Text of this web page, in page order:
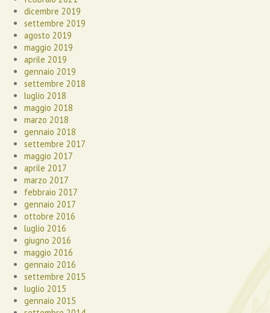
dicembre 2019
settembre 2019
agosto 2019
maggio 2019
aprile 2019
gennaio 2019
settembre 2018
luglio 2018
maggio 2018
marzo 2018
gennaio 2018
settembre 2017
maggio 2017
aprile 2017
marzo 2017
febbraio 2017
gennaio 2017
ottobre 2016
luglio 2016
giugno 2016
maggio 2016
gennaio 2016
settembre 2015
luglio 2015
gennaio 2015